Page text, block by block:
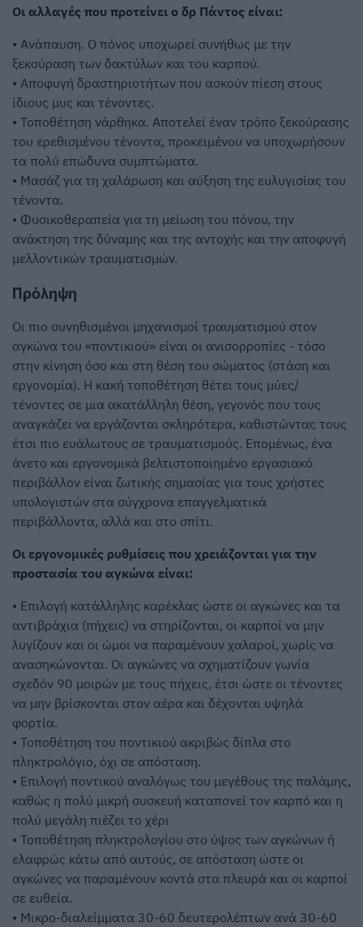
Οι αλλαγές που προτείνει ο δρ Πάντος είναι:
• Ανάπαυση. Ο πόνος υποχωρεί συνήθως με την
ξεκούραση των δακτύλων και του καρπού.
• Αποφυγή δραστηριοτήτων που ασκούν πίεση στους
ίδιους μυς και τένοντες.
• Τοποθέτηση νάρθηκα. Αποτελεί έναν τρόπο ξεκούρασης
του ερεθισμένου τένοντα, προκειμένου να υποχωρήσουν
τα πολύ επώδυνα συμπτώματα.
• Μασάζ για τη χαλάρωση και αύξηση της ευλυγισίας του
τένοντα.
• Φυσικοθεραπεία για τη μείωση του πόνου, την
ανάκτηση της δύναμης και της αντοχής και την αποφυγή
μελλοντικών τραυματισμών.
Πρόληψη
Οι πιο συνηθισμένοι μηχανισμοί τραυματισμού στον
αγκώνα του «ποντικιού» είναι οι ανισορροπίες - τόσο
στην κίνηση όσο και στη θέση του σώματος (στάση και
εργονομία). Η κακή τοποθέτηση θέτει τους μύες/
τένοντες σε μια ακατάλληλη θέση, γεγονός που τους
αναγκάζει να εργάζονται σκληρότερα, καθιστώντας τους
έτσι πιο ευάλωτους σε τραυματισμούς. Επομένως, ένα
άνετο και εργονομικά βελτιστοποιημένο εργασιακό
περιβάλλον είναι ζωτικής σημασίας για τους χρήστες
υπολογιστών στα σύγχρονα επαγγελματικά
περιβάλλοντα, αλλά και στο σπίτι.
Οι εργονομικές ρυθμίσεις που χρειάζονται για την
προστασία του αγκώνα είναι:
• Επιλογή κατάλληλης καρέκλας ώστε οι αγκώνες και τα
αντιβράχια (πήχεις) να στηρίζονται, οι καρποί να μην
λυγίζουν και οι ώμοι να παραμένουν χαλαροί, χωρίς να
ανασηκώνονται. Οι αγκώνες να σχηματίζουν γωνία
σχεδόν 90 μοιρών με τους πήχεις, έτσι ώστε οι τένοντες
να μην βρίσκονται στον αέρα και δέχονται υψηλά
φορτία.
• Τοποθέτηση του ποντικιού ακριβώς δίπλα στο
πληκτρολόγιο, όχι σε απόσταση.
• Επιλογή ποντικού αναλόγως του μεγέθους της παλάμης,
καθώς η πολύ μικρή συσκευή καταπονεί τον καρπό και η
πολύ μεγάλη πιέζει το χέρι
• Τοποθέτηση πληκτρολογίου στο ύψος των αγκώνων ή
ελαφρώς κάτω από αυτούς, σε απόσταση ώστε οι
αγκώνες να παραμένουν κοντά στα πλευρά και οι καρποί
σε ευθεία.
• Μικρο-διαλείμματα 30-60 δευτερολέπτων ανά 30-60